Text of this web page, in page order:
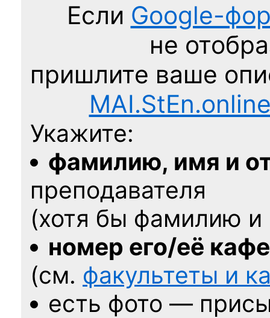
Если Google-
не
пришлите ваше
Укажите:
фамилию, имя и
преподавателя
(хотя бы фамилию
номер его/её
(см. факультеты и
есть фото —